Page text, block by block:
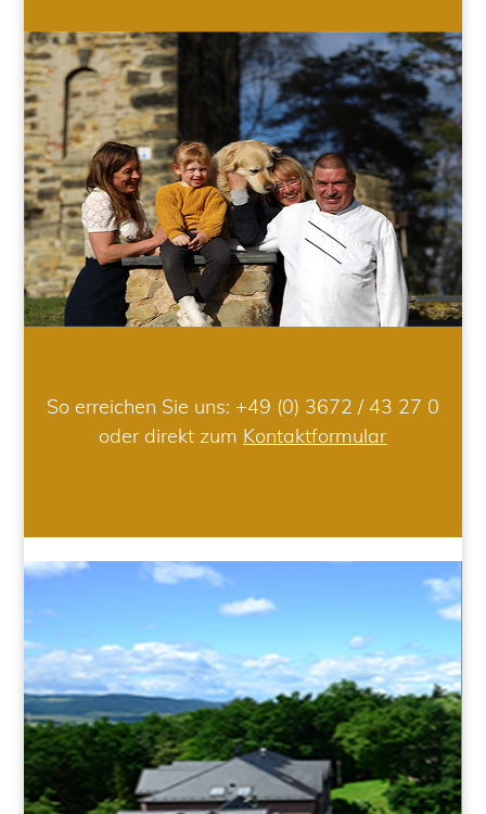
So erreichen Sie uns: +49 (0) 3672 / 43 27 0
oder direkt zum Kontaktformular
HOTEL